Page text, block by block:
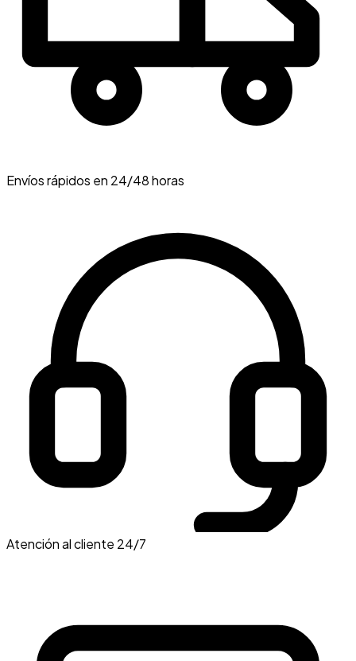
Envíos rápidos en 24/48 horas
Atención al cliente 24/7